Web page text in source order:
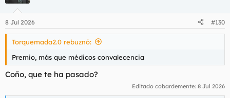
e
s
8 Jul 2026 #130
Torquemada2.0 rebuznó:
Premio, más que médicos convalecencia
Coño, que te ha pasado?
Editado cobardemente: 8 Jul 2026